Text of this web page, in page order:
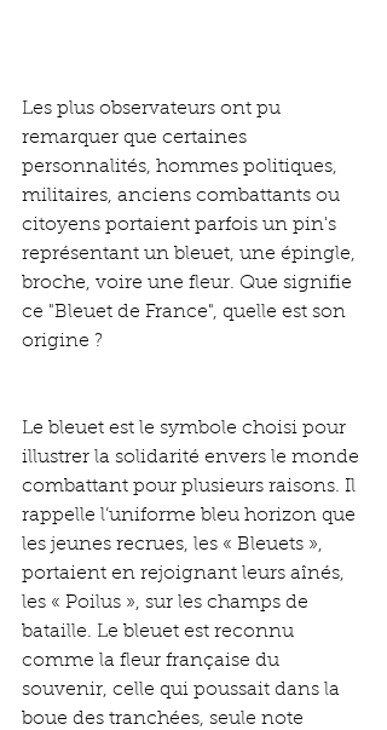
Les plus observateurs ont pu
remarquer que certaines
personnalités, hommes politiques,
militaires, anciens combattants ou
citoyens portaient parfois un pin's
représentant un bleuet, une épingle,
broche, voire une fleur. Que signifie
ce "Bleuet de France", quelle est son
origine ?
Le bleuet est le symbole choisi pour
illustrer la solidarité envers le monde
combattant pour plusieurs raisons. Il
rappelle l’uniforme bleu horizon que
les jeunes recrues, les « Bleuets »,
portaient en rejoignant leurs aînés,
les « Poilus », sur les champs de
bataille. Le bleuet est reconnu
comme la fleur française du
souvenir, celle qui poussait dans la
boue des tranchées, seule note